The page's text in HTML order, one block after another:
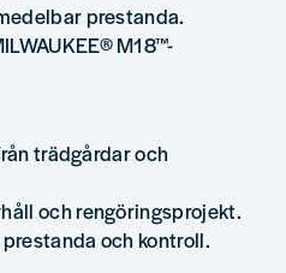
prestanda.
M18™-
trädgårdar och
och rengöringsprojekt.
och kontroll.